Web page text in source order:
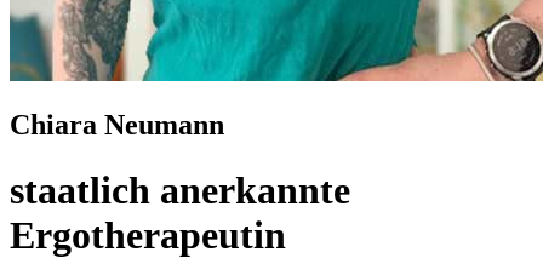
Chiara Neumann
staatlich anerkannte
Ergotherapeutin